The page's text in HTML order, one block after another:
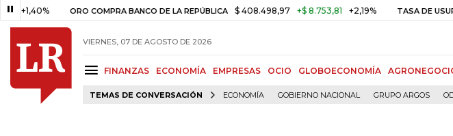
ORO COMPRA BANCO DE LA REPÚBLICA $ 408.498,97 +$ 8.753,81 +2,19% TASA DE USURA
VIERNES, 07 DE AGOSTO DE 2026
FINANZAS ECONOMÍA EMPRESAS OCIO GLOBOECONOMÍA
TEMAS DE CONVERSACIÓN ECONOMÍA GOBIERNO NACIONAL GRUPO ARGOS